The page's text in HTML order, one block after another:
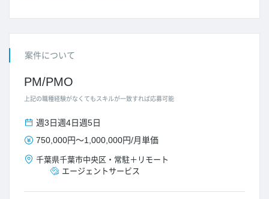
案件について
PM/PMO
上記の職種経験がなくてもスキルが一致すれば応募可能
週3日週4日週5日
750,000円～1,000,000円/月単価
千葉県千葉市中央区 ・ 常駐＋リモート
エージェントサービス